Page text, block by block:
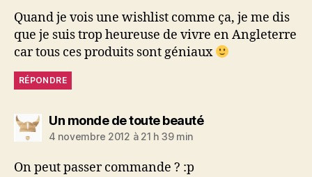
Quand je vois une wishlist comme ça, je me dis
que je suis trop heureuse de vivre en Angleterre
car tous ces produits sont géniaux
RÉPONDRE
Un monde de toute beautédit :
4 novembre 2012 à 21 h 39 min
On peut passer commande ? :p